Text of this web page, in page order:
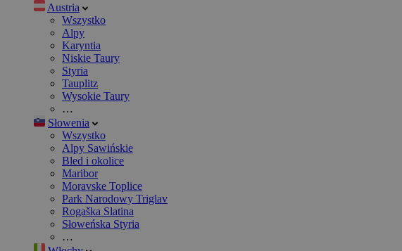
Austria
Wszystko
Alpy
Karyntia
Niskie Taury
Styria
Tauplitz
Wysokie Taury
…
Słowenia
Wszystko
Alpy Sawińskie
Bled i okolice
Maribor
Moravske Toplice
Park Narodowy Triglav
Rogaška Slatina
Słoweńska Styria
…